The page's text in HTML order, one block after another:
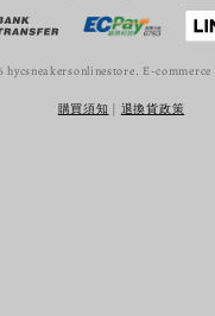
E-commerce
購買須知 退換貨政策